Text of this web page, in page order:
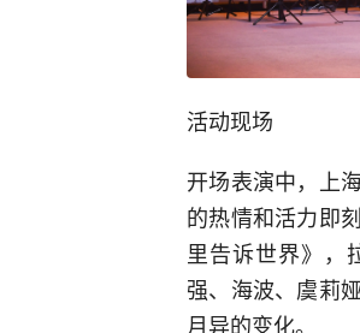
活动现场
开场表演中，上
的热情和活力即
里告诉世界》，
强、海波、虞莉
月异的变化。